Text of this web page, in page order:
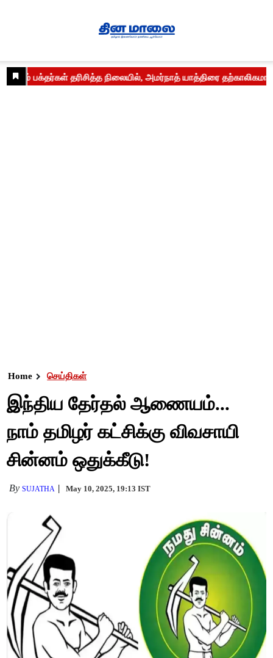
Home செய்திகள்
இந்திய தேர்தல் ஆணையம்...
நாம் தமிழர் கட்சிக்கு விவசாயி
சின்னம் ஒதுக்கீடு!
BySUJATHA May 10, 2025, 19:13 IST